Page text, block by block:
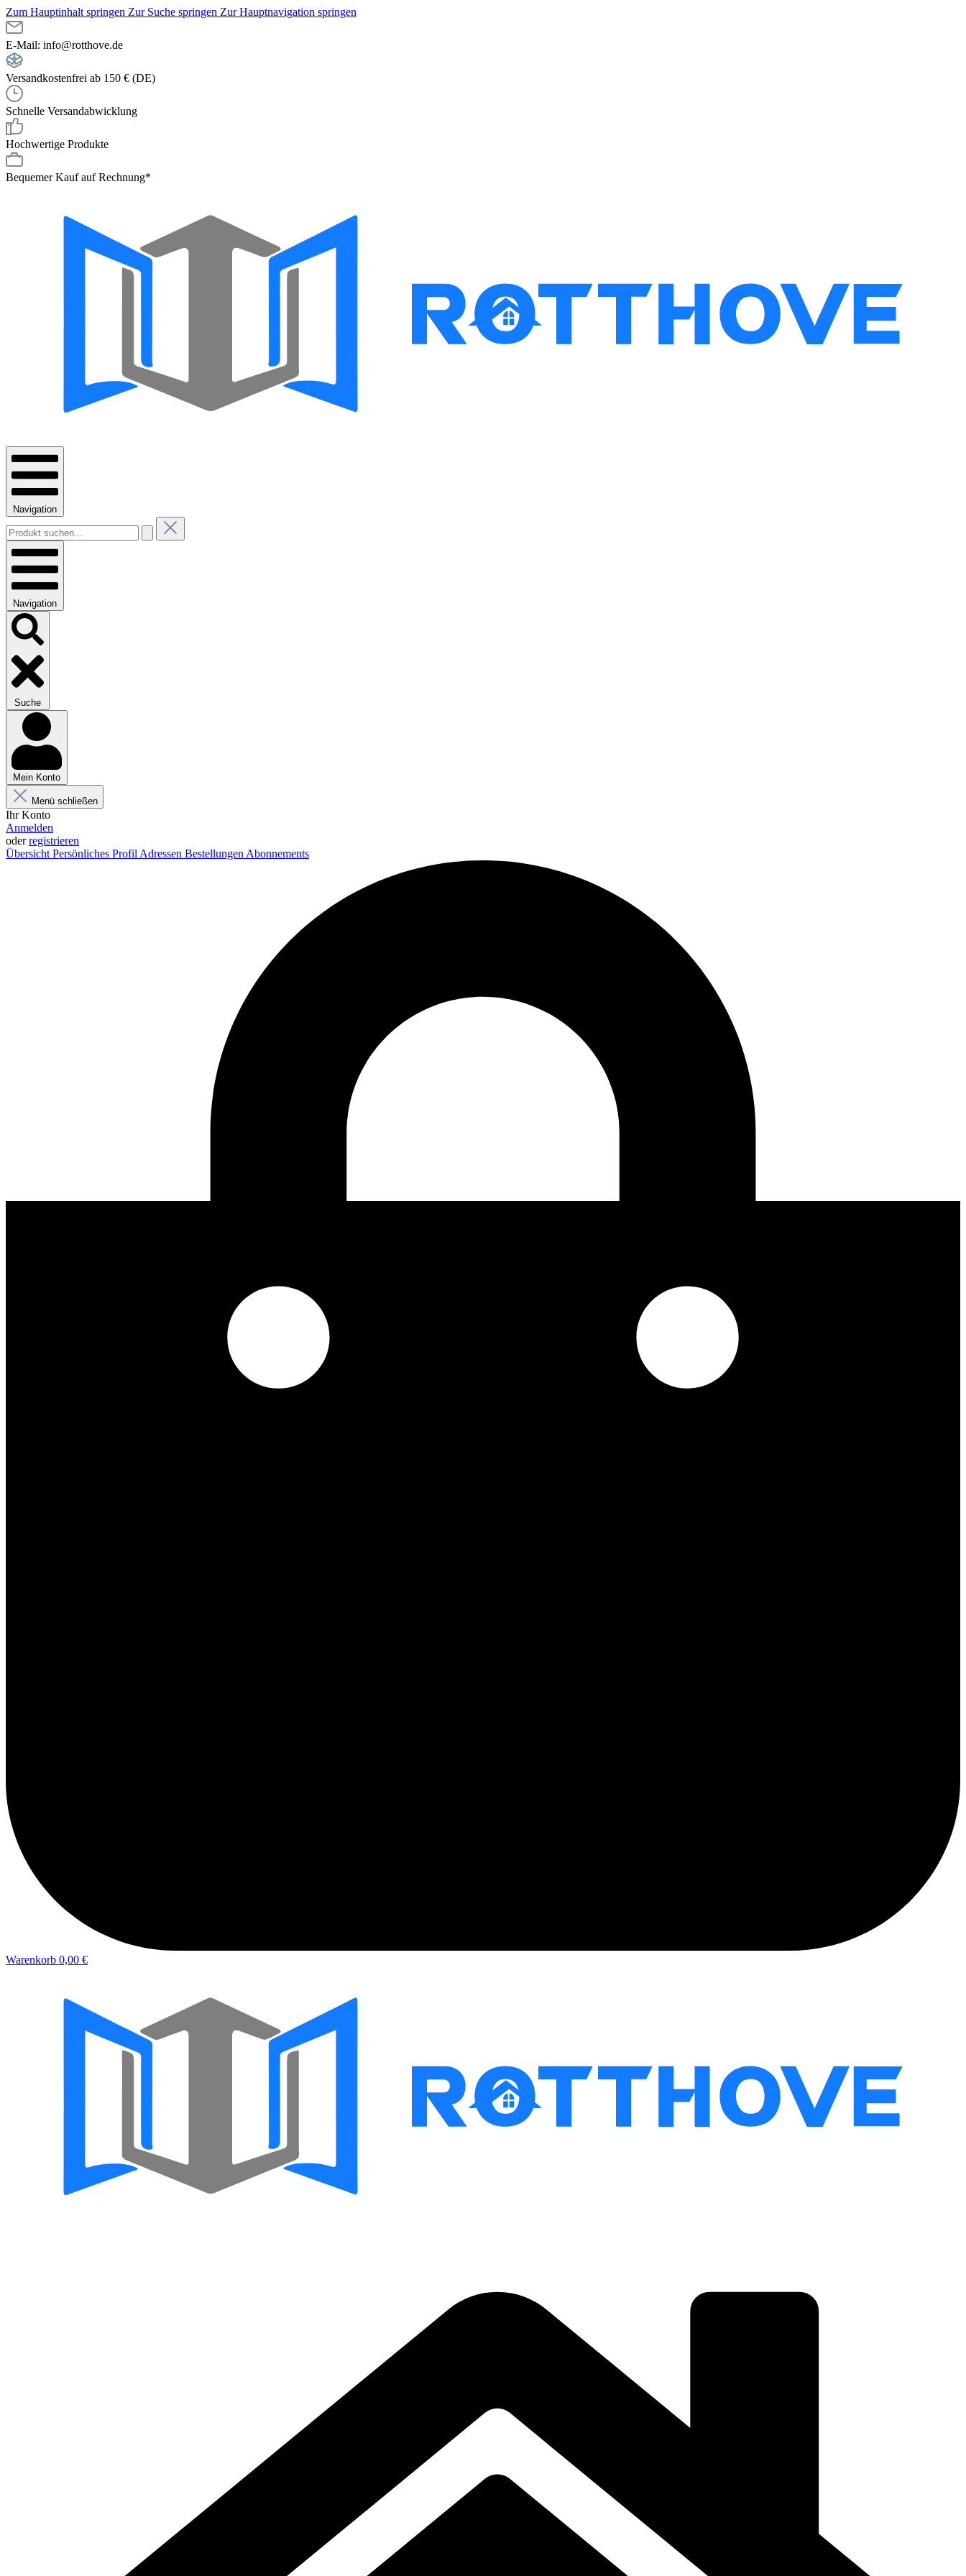
Zum Hauptinhalt springen Zur Suche springen Zur Hauptnavigation springen
E-Mail: info@rotthove.de
Versandkostenfrei ab 150 € (DE)
Schnelle Versandabwicklung
Hochwertige Produkte
Bequemer Kauf auf Rechnung*
Navigation
Navigation
Suche
Mein Konto
Menü schließen
Ihr Konto
Anmelden
oderregistrieren
Übersicht Persönliches Profil Adressen Bestellungen Abonnements
Warenkorb 0,00 €